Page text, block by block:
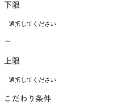
下限
～
上限
こだわり条件